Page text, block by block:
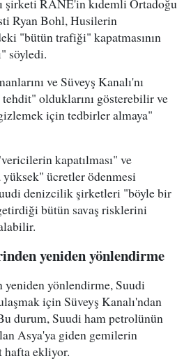
şirketi RANE'in kıdemli Ortadoğu
Ryan Bohl, Husilerin
"bütün trafiği" kapatmasının
söyledi.
ve Süveyş Kanalı'nı
tehdit" olduklarını gösterebilir ve
için tedbirler almaya"
kapatılması" ve
ücretler ödenmesi
denizcilik şirketleri "böyle bir
bütün savaş risklerini
yeniden yönlendirme
yeniden yönlendirme, Suudi
için Süveyş Kanalı'ndan
durum, Suudi ham petrolünün
Asya'ya giden gemilerin
hafta ekliyor.